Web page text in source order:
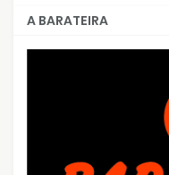
A BARATEIRA